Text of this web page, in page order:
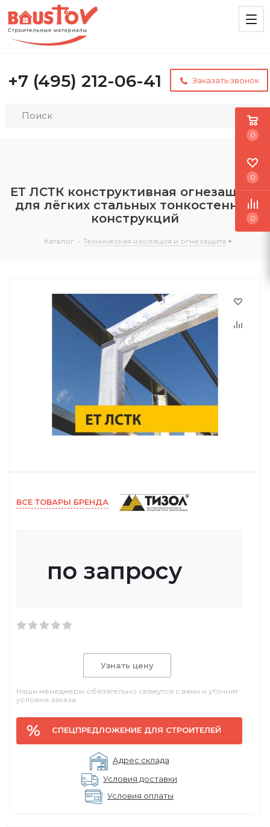
+7 (495) 212-06-41 Заказать звонок
ЕТ ЛСТК конструктивная огнезащита
для лёгких стальных тонкостенных
конструкций
Каталог - Техническая изоляция и огнезащита
ВСЕ ТОВАРЫ БРЕНДА
по запросу
Узнать цену
Наши менеджеры обязательно свяжутся с вами и уточнят
условия заказа
СПЕЦПРЕДЛОЖЕНИЕ ДЛЯ СТРОИТЕЛЕЙ
Адрес склада
Условия доставки
Условия оплаты
0
0
0